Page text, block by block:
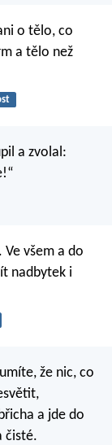
o tělo, co
a tělo než
a zvolal:
všem a do
nadbytek i
že nic, co
a jde do
čisté.